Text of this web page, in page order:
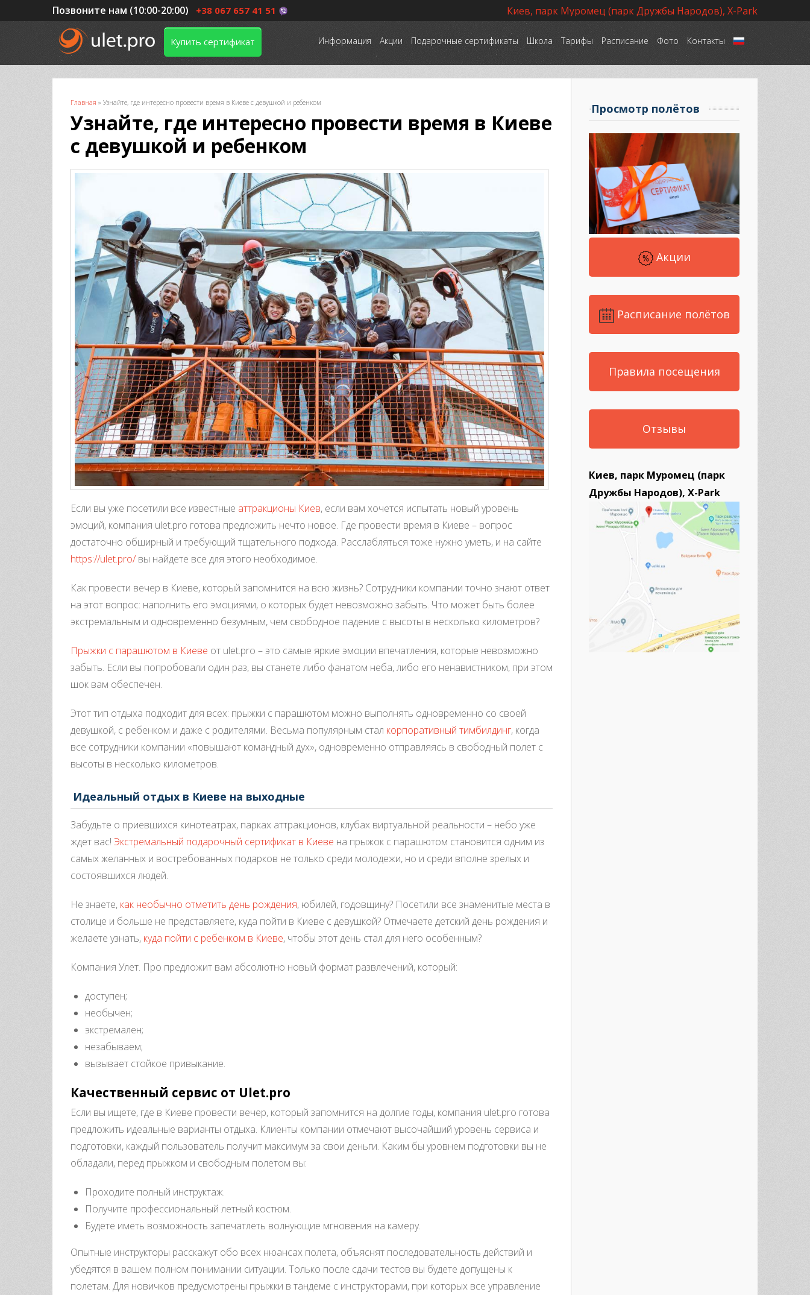
Позвоните нам (10:00-20:00) +38 067 657 41 51 Киев, парк Муромец (парк Дружбы Народов), X-Park
Купить сертификат Информация Акции Подарочные сертификаты Школа Тарифы Расписание Фото Контакты Язык
Вы здесь
Главная » Узнайте, где интересно провести время в Киеве с девушкой и ребенком
Узнайте, где интересно провести время в Киеве
с девушкой и ребенком
Если вы уже посетили все известные аттракционы Киев, если вам хочется испытать новый уровень
эмоций, компания ulet.pro готова предложить нечто новое. Где провести время в Киеве – вопрос
достаточно обширный и требующий тщательного подхода. Расслабляться тоже нужно уметь, и на сайте
https://ulet.pro/ вы найдете все для этого необходимое.
Как провести вечер в Киеве, который запомнится на всю жизнь? Сотрудники компании точно знают ответ
на этот вопрос: наполнить его эмоциями, о которых будет невозможно забыть. Что может быть более
экстремальным и одновременно безумным, чем свободное падение с высоты в несколько километров?
Прыжки с парашютом в Киеве от ulet.pro – это самые яркие эмоции впечатления, которые невозможно
забыть. Если вы попробовали один раз, вы станете либо фанатом неба, либо его ненавистником, при этом
шок вам обеспечен.
Этот тип отдыха подходит для всех: прыжки с парашютом можно выполнять одновременно со своей
девушкой, с ребенком и даже с родителями. Весьма популярным стал корпоративный тимбилдинг, когда
все сотрудники компании «повышают командный дух», одновременно отправляясь в свободный полет с
высоты в несколько километров.
Идеальный отдых в Киеве на выходные
Забудьте о приевшихся кинотеатрах, парках аттракционов, клубах виртуальной реальности – небо уже
ждет вас! Экстремальный подарочный сертификат в Киеве на прыжок с парашютом становится одним из
самых желанных и востребованных подарков не только среди молодежи, но и среди вполне зрелых и
состоявшихся людей.
Не знаете, как необычно отметить день рождения, юбилей, годовщину? Посетили все знаменитые места в
столице и больше не представляете, куда пойти в Киеве с девушкой? Отмечаете детский день рождения и
желаете узнать, куда пойти с ребенком в Киеве, чтобы этот день стал для него особенным?
Компания Улет. Про предложит вам абсолютно новый формат развлечений, который:
доступен;
необычен;
экстремален;
незабываем;
вызывает стойкое привыкание.
Качественный сервис от Ulet.pro
Если вы ищете, где в Киеве провести вечер, который запомнится на долгие годы, компания ulet.pro готова
предложить идеальные варианты отдыха. Клиенты компании отмечают высочайший уровень сервиса и
подготовки, каждый пользователь получит максимум за свои деньги. Каким бы уровнем подготовки вы не
обладали, перед прыжком и свободным полетом вы:
Проходите полный инструктаж.
Получите профессиональный летный костюм.
Будете иметь возможность запечатлеть волнующие мгновения на камеру.
Опытные инструкторы расскажут обо всех нюансах полета, объяснят последовательность действий и
убедятся в вашем полном понимании ситуации. Только после сдачи тестов вы будете допущены к
полетам. Для новичков предусмотрены прыжки в тандеме с инструкторами, при которых все управление
Просмотр полётов
Акции
Расписание полётов
Правила посещения
Отзывы
Киев, парк Муромец (парк
Дружбы Народов), X-Park